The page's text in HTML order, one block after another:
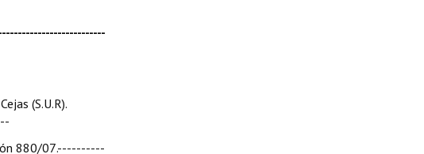
(S.U.R).
880/07.----------